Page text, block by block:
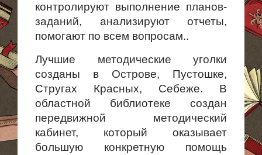
контролируют выполнение планов-
заданий, анализируют отчеты,
помогают по всем вопросам..
Лучшие методические уголки
созданы в Острове, Пустошке,
Стругах Красных, Себеже. В
областной библиотеке создан
передвижной методический
кабинет, который оказывает
большую конкретную помощь